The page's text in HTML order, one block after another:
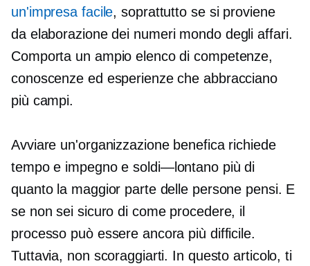
un'impresa facile, soprattutto se si proviene
da elaborazione dei numerimondo degli affari.
Comporta un ampio elenco di competenze,
conoscenze ed esperienze che abbracciano
più campi.
Avviare un'organizzazione benefica richiede
tempo e impegno esoldi—lontanopiù di
quanto la maggior parte delle persone pensi. E
se non sei sicuro di come procedere, il
processo può essere ancora più difficile.
Tuttavia, non scoraggiarti. In questo articolo, ti